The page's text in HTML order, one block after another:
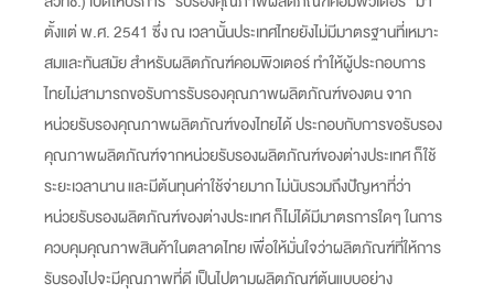
ตั้งแต่ พ.ศ. 2541 ซึ่ง ณ เวลานั้นประเทศไทยยังไม่มีมาตรฐานที่เหมาะ
สมและทันสมัย สำหรับผลิตภัณฑ์คอมพิวเตอร์ ทำให้ผู้ประกอบการ
ไทยไม่สามารถขอรับการรับรองคุณภาพผลิตภัณฑ์ของตน จาก
หน่วยรับรองคุณภาพผลิตภัณฑ์ของไทยได้ ประกอบกับการขอรับรอง
คุณภาพผลิตภัณฑ์จากหน่วยรับรองผลิตภัณฑ์ของต่างประเทศ ก็ใช้
ระยะเวลานาน และมีต้นทุนค่าใช้จ่ายมาก ไม่นับรวมถึงปัญหาที่ว่า
หน่วยรับรองผลิตภัณฑ์ของต่างประเทศ ก็ไม่ได้มีมาตรการใดๆ ในการ
ควบคุมคุณภาพสินค้าในตลาดไทย เพื่อให้มั่นใจว่าผลิตภัณฑ์ที่ให้การ
รับรองไปจะมีคุณภาพที่ดี เป็นไปตามผลิตภัณฑ์ต้นแบบอย่าง